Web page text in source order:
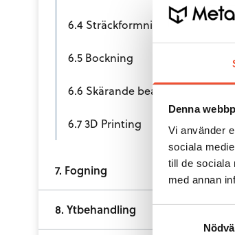
Denna
Vi använder
sociala
till de sociala
med annan
6.4 Sträckformning
6.5 Bockning
6.6 Skärande bearbetning
6.7 3D Printing
7. Fogning
8. Ytbehandling